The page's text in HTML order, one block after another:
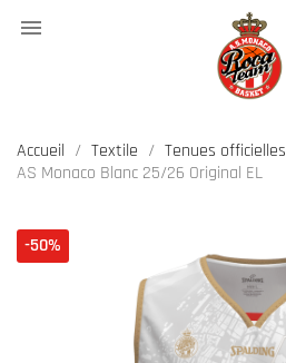

Accueil Textile Tenues officielles
AS Monaco Blanc 25/26 Original EL
-50%